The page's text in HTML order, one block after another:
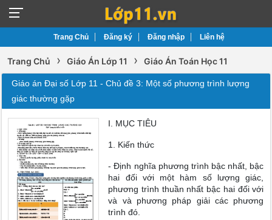
Trang Chủ Đăng ký Đăng nhập Liên hệ
Trang Chủ › Giáo Án Lớp 11 › Giáo Án Toán Học 11
Giáo án Đại số Lớp 11 - Chủ đề 3: Một số phương trình lượng
giác thường gặp
I. MỤC TIÊU
1. Kiến thức
- Định nghĩa phương trình bậc nhất, bậc
hai đối với một hàm số lượng giác,
phương trình thuần nhất bậc hai đối với
và và phương pháp giải các phương
trình đó.